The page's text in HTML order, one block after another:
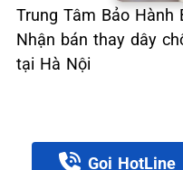
Trung Tâm Bảo Hành
Nhận bán thay dây
tại Hà Nội
Gọi HotLine